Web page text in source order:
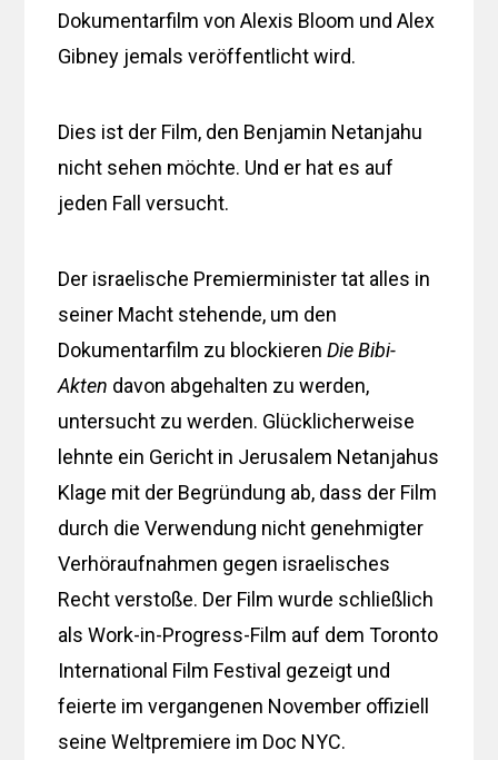
Dokumentarfilm von Alexis Bloom und Alex
Gibney jemals veröffentlicht wird.
Dies ist der Film, den Benjamin Netanjahu
nicht sehen möchte. Und er hat es auf
jeden Fall versucht.
Der israelische Premierminister tat alles in
seiner Macht stehende, um den
Dokumentarfilm zu blockierenDie Bibi-
Akten davon abgehalten zu werden,
untersucht zu werden. Glücklicherweise
lehnte ein Gericht in Jerusalem Netanjahus
Klage mit der Begründung ab, dass der Film
durch die Verwendung nicht genehmigter
Verhöraufnahmen gegen israelisches
Recht verstoße. Der Film wurde schließlich
als Work-in-Progress-Film auf dem Toronto
International Film Festival gezeigt und
feierte im vergangenen November offiziell
seine Weltpremiere im Doc NYC.